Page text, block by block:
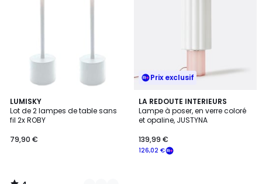
LUMISKY
Lot de 2 lampes de table sans
fil 2x ROBY
79,90 €
4
/
5
4
Couleurs
Prix exclusif
LA REDOUTE INTERIEURS
Lampe à poser, en verre coloré
et opaline, JUSTYNA
126,02 €
139,99 €